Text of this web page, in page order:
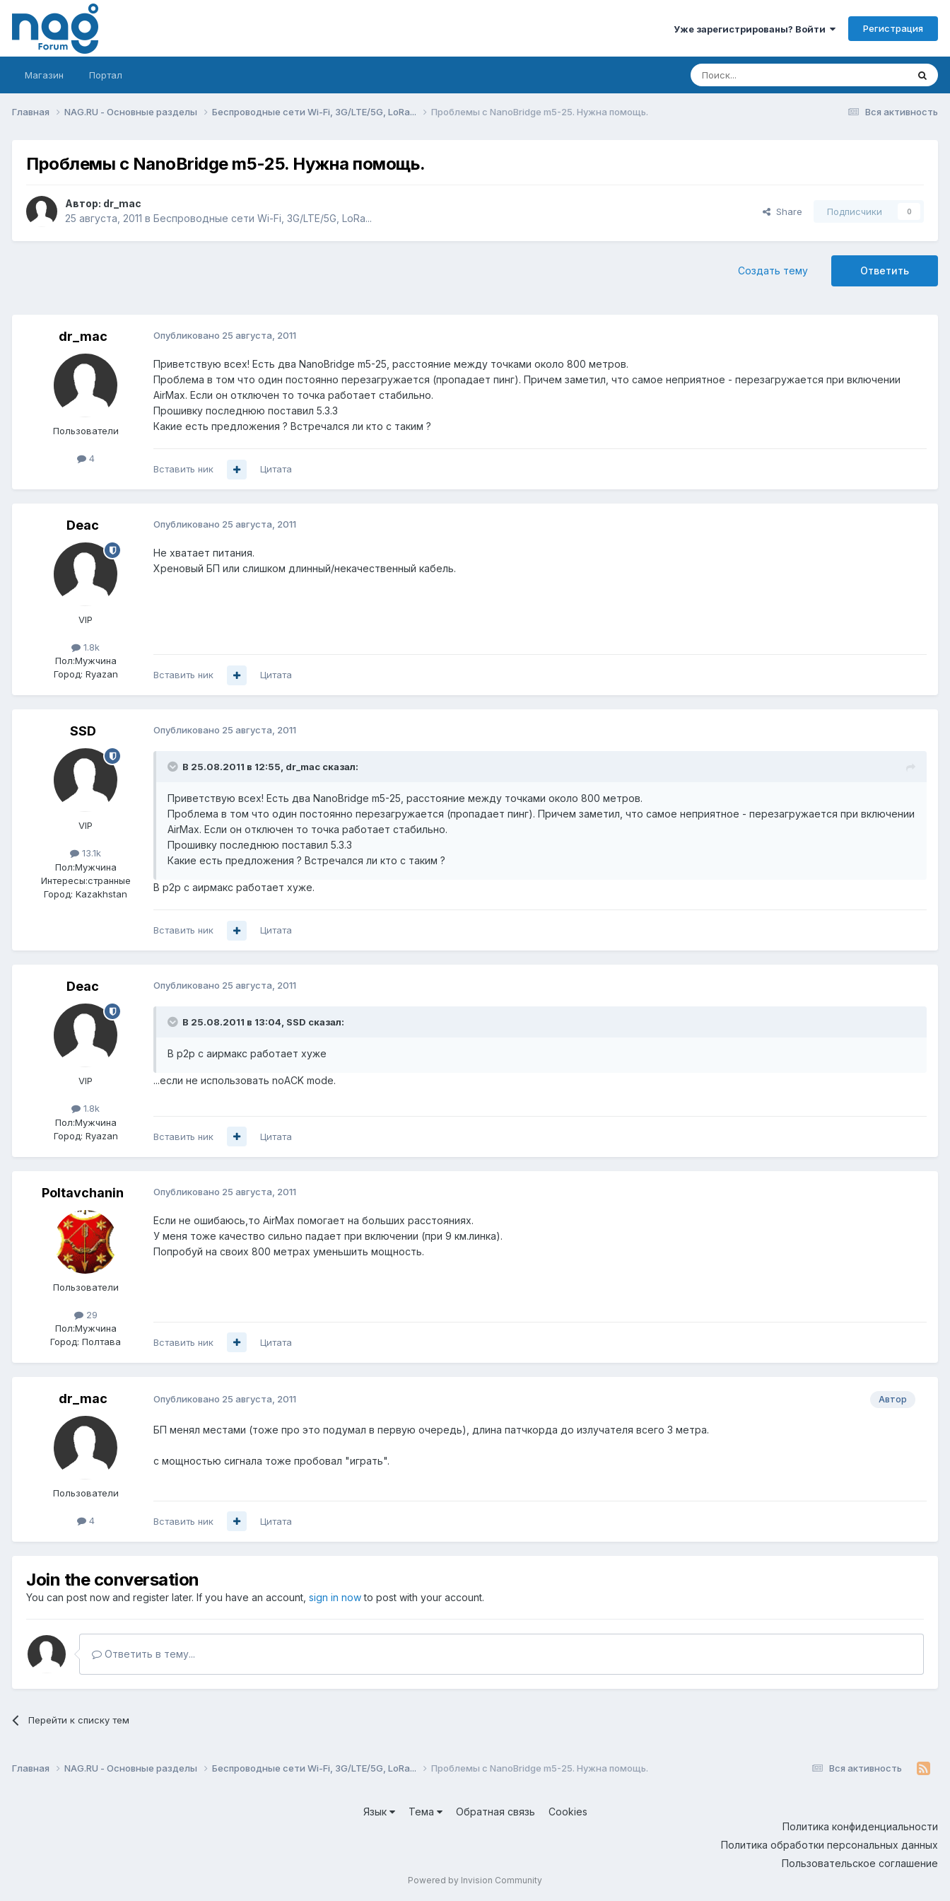
Уже зарегистрированы? Войти Регистрация
Магазин Портал
Вся активность
Главная NAG.RU - Основные разделы Беспроводные сети Wi-Fi, 3G/LTE/5G, LoRa... Проблемы с NanoBridge m5-25. Нужна помощь.
Проблемы с NanoBridge m5-25. Нужна помощь.
Автор: dr_mac
25 августа, 2011 в Беспроводные сети Wi-Fi, 3G/LTE/5G, LoRa...
Share Подписчики 0
Ответить
Создать тему
dr_mac
Пользователи
4
Опубликовано 25 августа, 2011
Приветствую всех! Есть два NanoBridge m5-25, расстояние между точками около 800 метров.
Проблема в том что один постоянно перезагружается (пропадает пинг). Причем заметил, что самое неприятное - перезагружается при включении
AirMax. Если он отключен то точка работает стабильно.
Прошивку последнюю поставил 5.3.3
Какие есть предложения ? Встречался ли кто с таким ?
Вставить ник Цитата
Deac
VIP
1.8k
Пол:Мужчина
Город: Ryazan
Опубликовано 25 августа, 2011
Не хватает питания.
Хреновый БП или слишком длинный/некачественный кабель.
Вставить ник Цитата
SSD
VIP
13.1k
Пол:Мужчина
Интересы:странные
Город: Kazakhstan
Опубликовано 25 августа, 2011
В 25.08.2011 в 12:55, dr_mac сказал:
Приветствую всех! Есть два NanoBridge m5-25, расстояние между точками около 800 метров.
Проблема в том что один постоянно перезагружается (пропадает пинг). Причем заметил, что самое неприятное - перезагружается при включении
AirMax. Если он отключен то точка работает стабильно.
Прошивку последнюю поставил 5.3.3
Какие есть предложения ? Встречался ли кто с таким ?
В р2р с аирмакс работает хуже.
Вставить ник Цитата
Deac
VIP
1.8k
Пол:Мужчина
Город: Ryazan
Опубликовано 25 августа, 2011
В 25.08.2011 в 13:04, SSD сказал:
В р2р с аирмакс работает хуже
...если не использовать noACK mode.
Вставить ник Цитата
Poltavchanin
Пользователи
29
Пол:Мужчина
Город: Полтава
Опубликовано 25 августа, 2011
Если не ошибаюсь,то AirMax помогает на больших расстояниях.
У меня тоже качество сильно падает при включении (при 9 км.линка).
Попробуй на своих 800 метрах уменьшить мощность.
Вставить ник Цитата
dr_mac
Пользователи
4
Автор
Опубликовано 25 августа, 2011
БП менял местами (тоже про это подумал в первую очередь), длина патчкорда до излучателя всего 3 метра.
с мощностью сигнала тоже пробовал "играть".
Вставить ник Цитата
Join the conversation
You can post now and register later. If you have an account, sign in nowto post with your account.
Ответить в тему...
Перейти к списку тем
Вся активность
Главная NAG.RU - Основные разделы Беспроводные сети Wi-Fi, 3G/LTE/5G, LoRa... Проблемы с NanoBridge m5-25. Нужна помощь.
Язык Тема Обратная связь
Cookies
Политика конфиденциальности
Политика обработки персональных данных
Пользовательское соглашение
Powered by Invision Community